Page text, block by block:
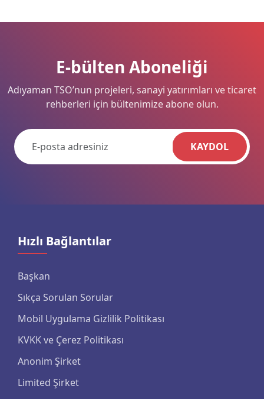
E-bülten Aboneliği
Adıyaman TSO’nun projeleri, sanayi yatırımları ve ticaret
rehberleri için bültenimize abone olun.
KAYDOL
Hızlı Bağlantılar
Başkan
Sıkça Sorulan Sorular
Mobil Uygulama Gizlilik Politikası
KVKK ve Çerez Politikası
Anonim Şirket
Limited Şirket